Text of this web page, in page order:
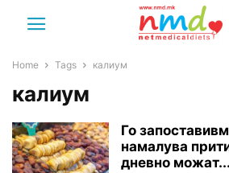
Home Tags калиум
калиум
Го
намалува
дневно можат...